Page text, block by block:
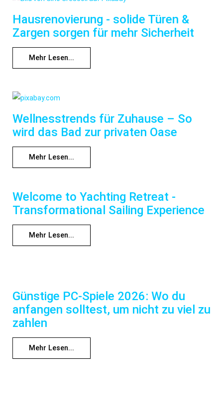
Hausrenovierung - solide Türen &
Zargen sorgen für mehr Sicherheit
Mehr Lesen...
Wellnesstrends für Zuhause – So
wird das Bad zur privaten Oase
Mehr Lesen...
Welcome to Yachting Retreat -
Transformational Sailing Experience
Mehr Lesen...
Günstige PC-Spiele 2026: Wo du
anfangen solltest, um nicht zu viel zu
zahlen
Mehr Lesen...